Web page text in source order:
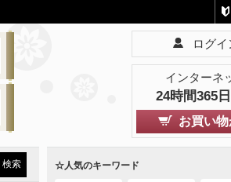
ログ
インターネ
24時間365
お買い
☆人気のキーワード